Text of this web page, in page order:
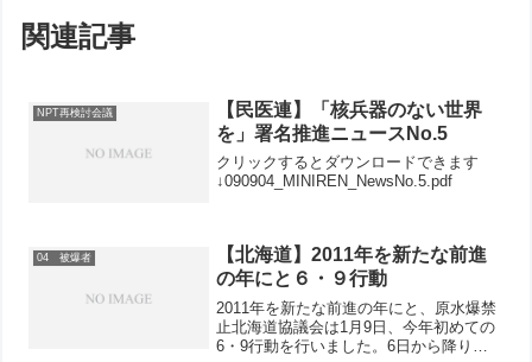
関連記事
NPT再検討会議
【民医連】「核兵器のない世界
を」署名推進ニュースNo.5
クリックするとダウンロードできます
↓090904_MINIREN_NewsNo.5.pdf
04 被爆者
【北海道】2011年を新たな前進
の年にと６・９行動
2011年を新たな前進の年にと、原水爆禁
止北海道協議会は1月9日、今年初めての
6・9行動を行いました。6日から降り続